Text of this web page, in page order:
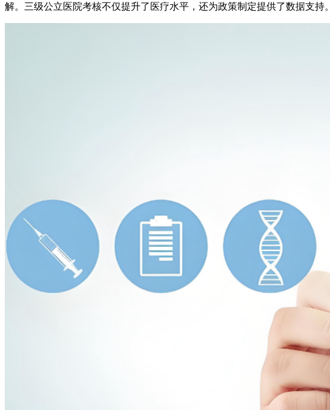
解。三级公立医院考核不仅提升了医疗水平，还为政策制定提供了数据支持。